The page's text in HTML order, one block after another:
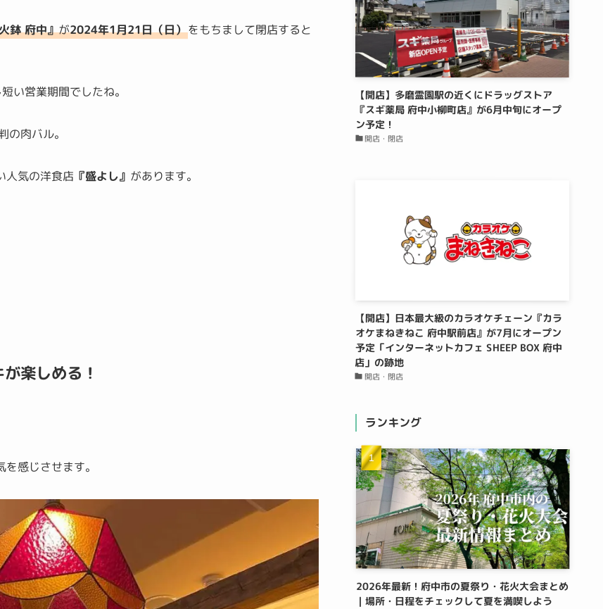
鉢 府中』が2024年1月21日（日）をもちまして閉店すると
い営業期間でしたね。
の肉バル。
人気の洋食店 『盛よし』 があります。
楽しめる！
感じさせます。
【開店】多磨霊園駅の近くにドラッグストア
『スギ薬局 府中小柳町店』が6月中旬にオープ
ン予定！
開店・閉店
【開店】日本最大級のカラオケチェーン『カラ
オケまねきねこ 府中駅前店』が7月にオープン
予定「インターネットカフェ SHEEP BOX 府中
店」の跡地
開店・閉店
ランキング
2026年最新！府中市の夏祭り・花火大会まとめ
｜場所・日程をチェックして夏を満喫しよう